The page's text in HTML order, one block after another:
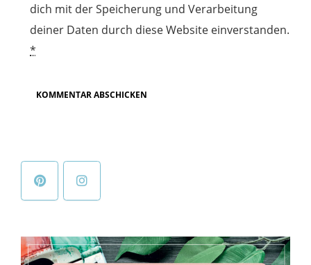
dich mit der Speicherung und Verarbeitung
deiner Daten durch diese Website einverstanden.
*